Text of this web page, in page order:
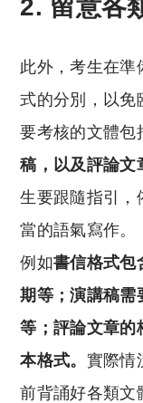
2. 留意各
此外，考生在準
式的分別，以免
要考核的文體包
稿，以及評論文
生要跟隨指引，
當的語氣寫作。
例如書信格式包
期等；演講稿需
等；評論文章的
本格式。 實際情
前背誦好各類文